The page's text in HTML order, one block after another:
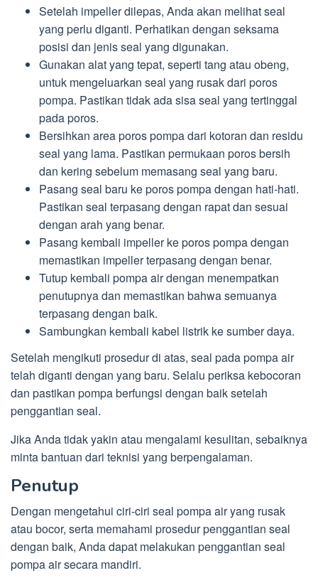
Setelah impeller dilepas, Anda akan melihat seal
yang perlu diganti. Perhatikan dengan seksama
posisi dan jenis seal yang digunakan.
Gunakan alat yang tepat, seperti tang atau obeng,
untuk mengeluarkan seal yang rusak dari poros
pompa. Pastikan tidak ada sisa seal yang tertinggal
pada poros.
Bersihkan area poros pompa dari kotoran dan residu
seal yang lama. Pastikan permukaan poros bersih
dan kering sebelum memasang seal yang baru.
Pasang seal baru ke poros pompa dengan hati-hati.
Pastikan seal terpasang dengan rapat dan sesuai
dengan arah yang benar.
Pasang kembali impeller ke poros pompa dengan
memastikan impeller terpasang dengan benar.
Tutup kembali pompa air dengan menempatkan
penutupnya dan memastikan bahwa semuanya
terpasang dengan baik.
Sambungkan kembali kabel listrik ke sumber daya.
Setelah mengikuti prosedur di atas, seal pada pompa air
telah diganti dengan yang baru. Selalu periksa kebocoran
dan pastikan pompa berfungsi dengan baik setelah
penggantian seal.
Jika Anda tidak yakin atau mengalami kesulitan, sebaiknya
minta bantuan dari teknisi yang berpengalaman.
Penutup
Dengan mengetahui ciri-ciri seal pompa air yang rusak
atau bocor, serta memahami prosedur penggantian seal
dengan baik, Anda dapat melakukan penggantian seal
pompa air secara mandiri.